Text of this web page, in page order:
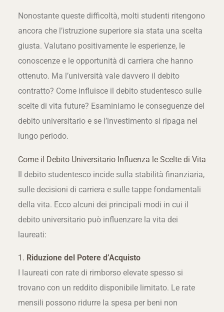
Nonostante queste difficoltà, molti studenti ritengono
ancora che l’istruzione superiore sia stata una scelta
giusta. Valutano positivamente le esperienze, le
conoscenze e le opportunità di carriera che hanno
ottenuto. Ma l’università vale davvero il debito
contratto? Come influisce il debito studentesco sulle
scelte di vita future? Esaminiamo le conseguenze del
debito universitario e se l’investimento si ripaga nel
lungo periodo.
Come il Debito Universitario Influenza le Scelte di Vita
Il debito studentesco incide sulla stabilità finanziaria,
sulle decisioni di carriera e sulle tappe fondamentali
della vita. Ecco alcuni dei principali modi in cui il
debito universitario può influenzare la vita dei
laureati:
1. Riduzione del Potere d’Acquisto
I laureati con rate di rimborso elevate spesso si
trovano con un reddito disponibile limitato. Le rate
mensili possono ridurre la spesa per beni non